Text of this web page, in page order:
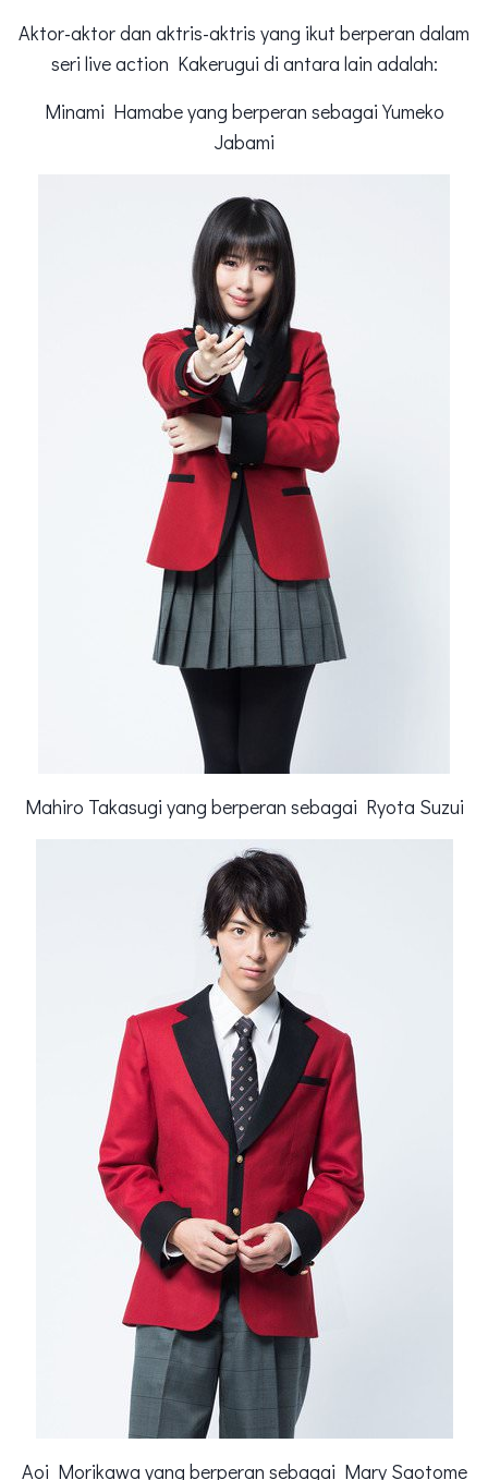
Aktor-aktor dan aktris-aktris yang ikut berperan dalam
seri live action Kakerugui di antara lain adalah:
Minami Hamabe yang berperan sebagai Yumeko
Jabami
Mahiro Takasugi yang berperan sebagai Ryota Suzui
Aoi Morikawa yang berperan sebagai Mary Saotome